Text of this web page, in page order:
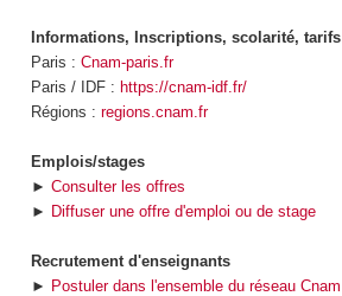
Informations, Inscriptions, scolarité, tarifs
Paris : Cnam-paris.fr
Paris / IDF : https://cnam-idf.fr/
Régions : regions.cnam.fr
Emplois/stages
► Consulter les offres
► Diffuser une offre d'emploi ou de stage
Recrutement d'enseignants
► Postuler dans l'ensemble du réseau Cnam